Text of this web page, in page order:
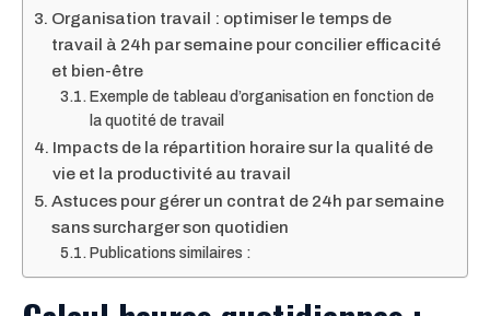
Organisation travail : optimiser le temps de
travail à 24h par semaine pour concilier efficacité
et bien-être
Exemple de tableau d’organisation en fonction de
la quotité de travail
Impacts de la répartition horaire sur la qualité de
vie et la productivité au travail
Astuces pour gérer un contrat de 24h par semaine
sans surcharger son quotidien
Publications similaires :